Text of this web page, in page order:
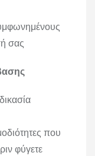
σας
που
φύγετε